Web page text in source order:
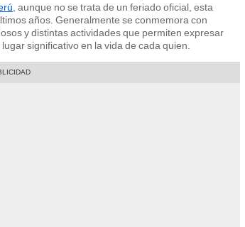
, aunque no se trata de un feriado oficial, esta
años. Generalmente se conmemora con
y distintas actividades que permiten expresar
significativo en la vida de cada quien.